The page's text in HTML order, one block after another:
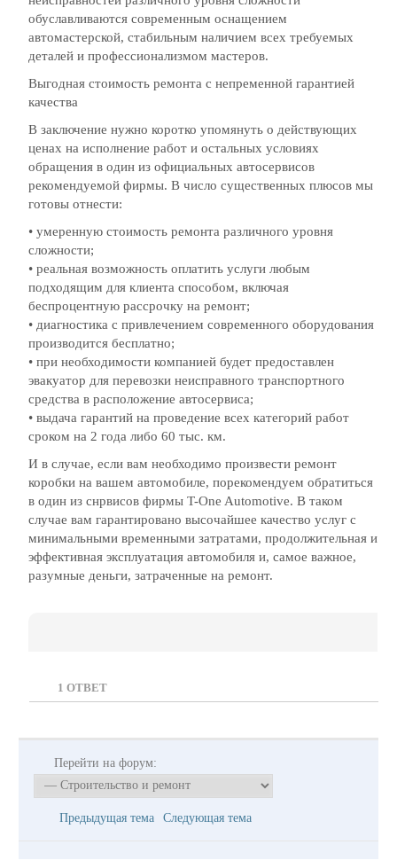
обуславливаются современным оснащением
автомастерской, стабильным наличием всех требуемых
деталей и профессионализмом мастеров.
Выгодная стоимость ремонта с непременной гарантией
качества
В заключение нужно коротко упомянуть о действующих
ценах на исполнение работ и остальных условиях
обращения в один из официальных автосервисов
рекомендуемой фирмы. В число существенных плюсов мы
готовы отнести:
• умеренную стоимость ремонта различного уровня
сложности;
• реальная возможность оплатить услуги любым
подходящим для клиента способом, включая
беспроцентную рассрочку на ремонт;
• диагностика с привлечением современного оборудования
производится бесплатно;
• при необходимости компанией будет предоставлен
эвакуатор для перевозки неисправного транспортного
средства в расположение автосервиса;
• выдача гарантий на проведение всех категорий работ
сроком на 2 года либо 60 тыс. км.
И в случае, если вам необходимо произвести ремонт
коробки на вашем автомобиле, порекомендуем обратиться
в один из снрвисов фирмы T-One Automotive. В таком
случае вам гарантировано высочайшее качество услуг с
минимальными временными затратами, продолжительная и
эффективная эксплуатация автомобиля и, самое важное,
разумные деньги, затраченные на ремонт.
1 ОТВЕТ
Перейти на форум:
Предыдущая тема Следующая тема